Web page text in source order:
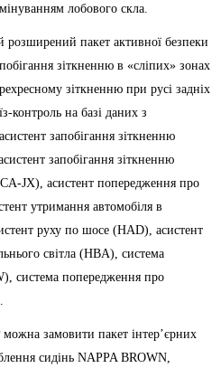
лобового скла.
розширений пакет активної безпеки
зіткненню в «сліпих» зонах
зіткненню при русі задніх
контроль на базі даних з
запобігання зіткненню
запобігання зіткненню
JX), асистент попередження про
утримання автомобіля в
руху по шосе (HAD), асистент
світла (HBA), система
система попередження про
замовити пакет інтер’єрних
сидінь NAPPA BROWN,